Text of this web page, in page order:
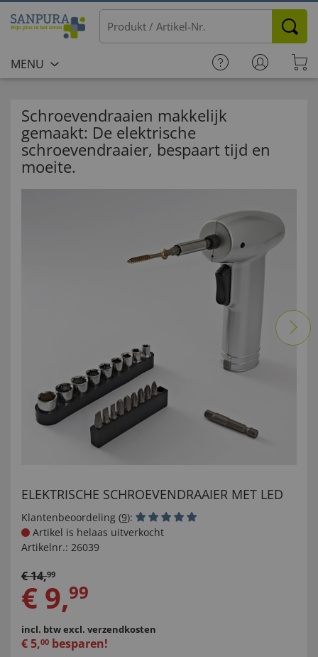
MENU
Schroevendraaien makkelijk
gemaakt: De elektrische
schroevendraaier, bespaart tijd en
moeite.
ELEKTRISCHE SCHROEVENDRAAIER MET LED
Klantenbeoordeling (9):
Artikel is helaas uitverkocht
Artikelnr.: 26039
€14,99
€ 9,99
incl. btwexcl. verzendkosten
€5,00 besparen!